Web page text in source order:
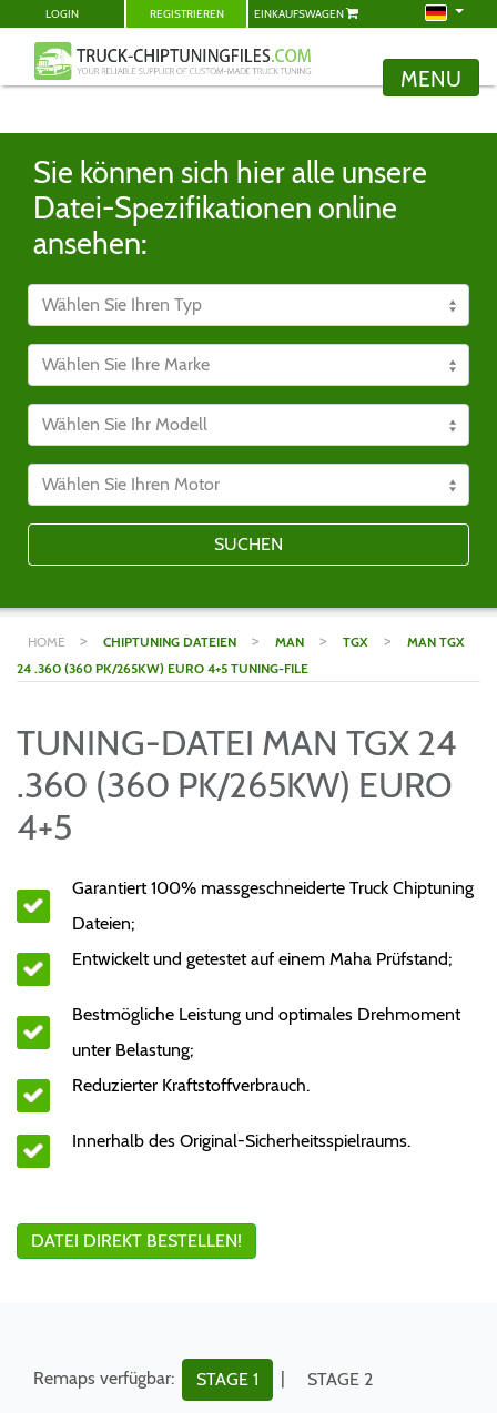
LOGIN REGISTRIEREN EINKAUFSWAGEN
MENU
Sie können sich hier alle unsere
Datei-Spezifikationen online
ansehen:
SUCHEN
HOME > CHIPTUNING DATEIEN > MAN > TGX >
MAN TGX
24 .360 (360 PK/265KW) EURO 4+5 TUNING-FILE
TUNING-DATEI MAN TGX 24
.360 (360 PK/265KW) EURO
4+5
Garantiert 100% massgeschneiderte Truck Chiptuning
Dateien;
Entwickelt und getestet auf einem Maha Prüfstand;
Bestmögliche Leistung und optimales Drehmoment
unter Belastung;
Reduzierter Kraftstoffverbrauch.
Innerhalb des Original-Sicherheitsspielraums.
DATEI DIREKT BESTELLEN!
Remaps verfügbar: STAGE 1 | STAGE 2